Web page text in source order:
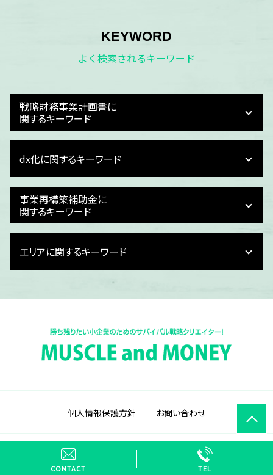
KEYWORD
よく検索されるキーワード
戦略財務事業計画書に
関するキーワード
資金繰り
資金繰り 損益
資金繰り 支援
事業計画書 個人事業主
事業計画 課題
損益計画
資金繰り 会社
銀行 融資 事業計画書
事業計画 管理
事業計画 損益計算書
dx化に関するキーワード
税理士 dx化
dx化 デジタル化 違い
dx化 対応
dx化 必要性
dx化 業務
dx化 中小企業
dx化 課題
予実管理 dx化
dx 失敗
電子帳簿保存法 とは
dx化 手順
it導入補助金 対象
dx化 人事
事業再構築補助金に
関するキーワード
事業再構築補助金 税金
事業再構築補助金 申し込み
事業再構築補助金 問題点
新事業進出補助金 2025
事業再構築補助金 目的
事業再構築補助金 いつまで
事業再構築補助金 指針
事業再構築補助金 とは
事業再構築補助金 いつまで続く
事業再構築補助金 内容
エリアに関するキーワード
福井県 資金繰り計画書
福井県 dx化
石川県 事業再構築補助金
福井県 給与計算 dx化
福井県 補助金申請代行
石川県 事業計画書
富山県 経費精算 dx化
福井県 経費精算 dx化
個人情報保護方針 お問い合わせ
© MUSCLE and MONEY